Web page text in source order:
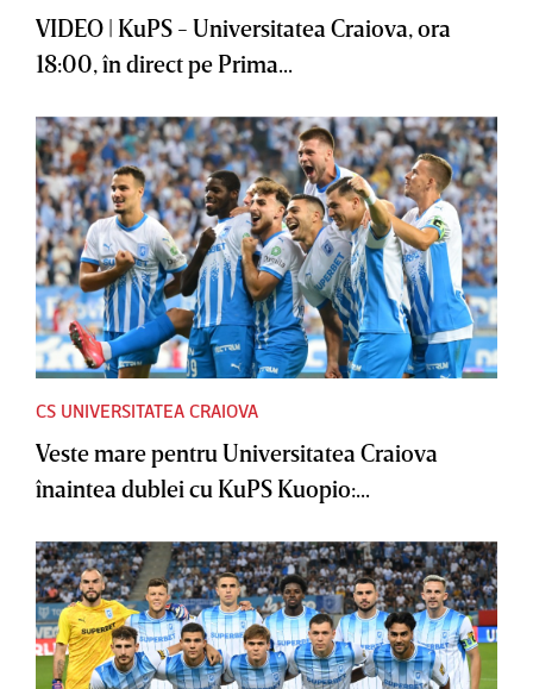
VIDEO | KuPS - Universitatea Craiova, ora
18:00, în direct pe Prima...
CS UNIVERSITATEA CRAIOVA
Veste mare pentru Universitatea Craiova
înaintea dublei cu KuPS Kuopio:...